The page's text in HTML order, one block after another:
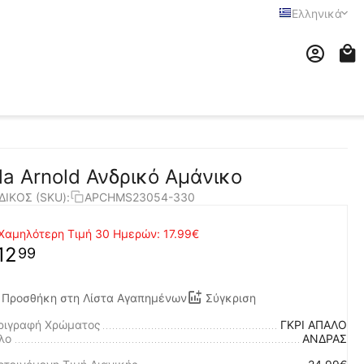
Ελληνικά
Arnold Ανδρικό Αμάνικο
(SKU): APCHMS23054-330
Τιμή 30 Ημερών: 17.99€
99
Προσθήκη στη Λίστα Αγαπημένων
Σύγκριση
Χρώματος
ΓΚΡΙ ΑΠΑΛΟ
ΑΝΔΡΑΣ